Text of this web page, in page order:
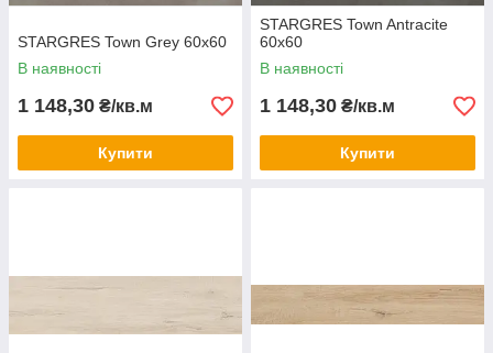
STARGRES Town Grey 60x60
В наявності
1 148,30 ₴/кв.м
Купити
STARGRES Town Antracite
60x60
В наявності
1 148,30 ₴/кв.м
Купити